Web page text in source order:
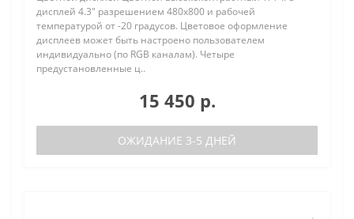
дисплей 4.3" разрешением 480х800 и рабочей
температурой от -20 градусов. Цветовое оформление
дисплеев может быть настроено пользователем
индивидуально (по RGB каналам). Четыре
предустановленные ц..
15 450 р.
ОЖИДАНИЕ 3-5 ДНЕЙ